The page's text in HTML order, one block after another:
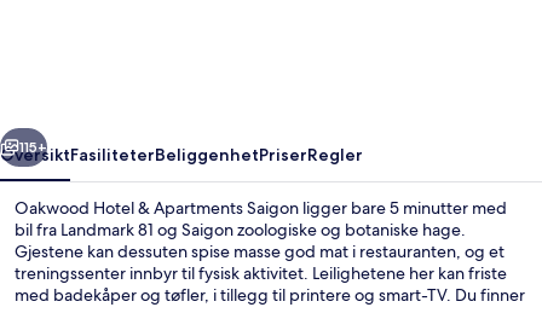
Neste
115+
OversiktFasiliteterBeliggenhetPriserRegler
Oakwood Hotel & Apartments Saigon ligger bare 5 minutter med
bil fra Landmark 81 og Saigon zoologiske og botaniske hage.
Gjestene kan dessuten spise masse god mat i restauranten, og et
treningssenter innbyr til fysisk aktivitet. Leilighetene her kan friste
med badekåper og tøfler, i tillegg til printere og smart-TV. Du finner